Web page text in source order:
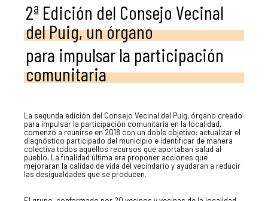
2ª Edición del Consejo Vecinal
del Puig, un órgano
para impulsar la participación
comunitaria
La segunda edición del Consejo Vecinal del Puig, órgano creado
para impulsar la participación comunitaria en la localidad,
comenzó a reunirse en 2018 con un doble objetivo: actualizar el
diagnóstico participado del municipio e identificar de manera
colectiva todos aquellos recursos que aportaban salud al
pueblo. La finalidad última era proponer acciones que
mejoraran la calidad de vida del vecindario y ayudaran a reducir
las desigualdades que se producen.